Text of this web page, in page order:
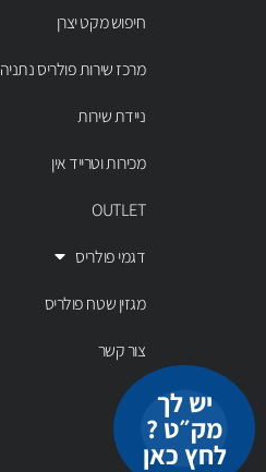
חיפוש מקט יצרן
מרכז שירות פולריס נתניה
ניידת שירות
מכירות וטרייד אין
OUTLET
דגמי פולריס
מגזין שטח פולריס
צור קשר
יש לך
מק״ט ?
לחץ כאן